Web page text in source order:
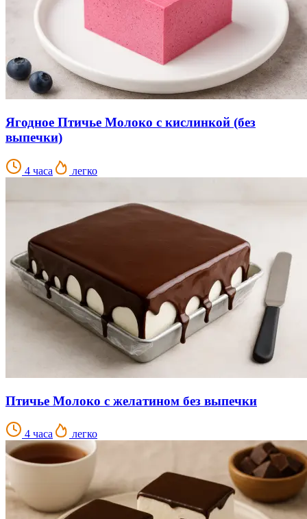
Ягодное Птичье Молоко с кислинкой (без
выпечки)
4 часа легко
Птичье Молоко с желатином без выпечки
4 часа легко